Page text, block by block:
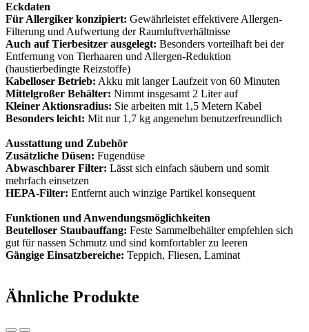
Eckdaten
Für Allergiker konzipiert: Gewährleistet effektivere Allergen-
Filterung und Aufwertung der Raumluftverhältnisse
Auch auf Tierbesitzer ausgelegt: Besonders vorteilhaft bei der
Entfernung von Tierhaaren und Allergen-Reduktion
(haustierbedingte Reizstoffe)
Kabelloser Betrieb: Akku mit langer Laufzeit von 60 Minuten
Mittelgroßer Behälter: Nimmt insgesamt 2 Liter auf
Kleiner Aktionsradius: Sie arbeiten mit 1,5 Metern Kabel
Besonders leicht: Mit nur 1,7 kg angenehm benutzerfreundlich
Ausstattung und Zubehör
Zusätzliche Düsen: Fugendüse
Abwaschbarer Filter: Lässt sich einfach säubern und somit
mehrfach einsetzen
HEPA-Filter: Entfernt auch winzige Partikel konsequent
Funktionen und Anwendungsmöglichkeiten
Beutelloser Staubauffang: Feste Sammelbehälter empfehlen sich
gut für nassen Schmutz und sind komfortabler zu leeren
Gängige Einsatzbereiche: Teppich, Fliesen, Laminat
Ähnliche Produkte